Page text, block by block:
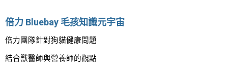
倍力 Bluebay 毛孩知識元宇宙
倍力團隊針對狗貓健康問題
結合獸醫師與營養師的觀點